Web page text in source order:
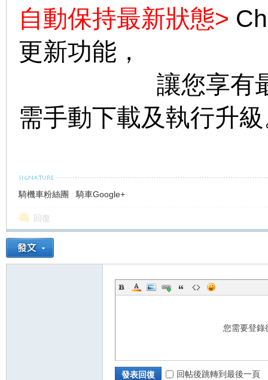
自動保持最新狀態>
更新功能，
讓您享有最新
需手動下載及執行升
騎機車粉絲團 騎車Google+
回復
您需要登
發表回復 回帖後跳轉到最後一頁